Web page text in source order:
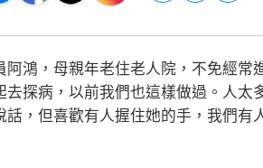
鴻，母親年老住老人院，不免經常
探病，以前我們也這樣做過。人太
，但喜歡有人握住她的手，我們有